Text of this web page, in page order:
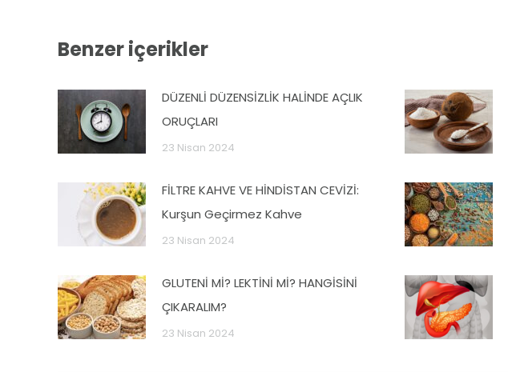
Benzer içerikler
DÜZENLİ DÜZENSİZLİK HALİNDE AÇLIK
ORUÇLARI
23 Nisan 2024
FİLTRE KAHVE VE HİNDİSTAN CEVİZİ:
Kurşun Geçirmez Kahve
23 Nisan 2024
GLUTENİ Mİ? LEKTİNİ Mİ? HANGİSİNİ
ÇIKARALIM?
23 Nisan 2024